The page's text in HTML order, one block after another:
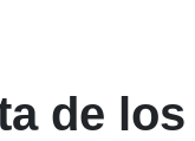
de